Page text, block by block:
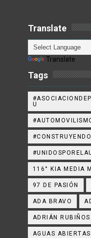
Translate
Translate
Tags
U
116° KIA MEDIA
97 DE PASIÓN
ADA BRAVO
ADRIÁN RUBIÑOS
AGUAS ABIERTAS